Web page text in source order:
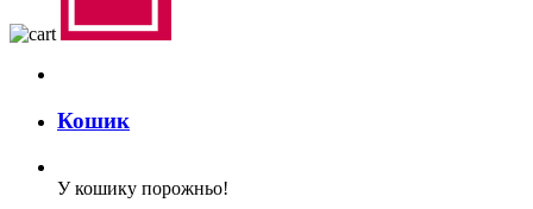
Кошик
У кошику порожньо!